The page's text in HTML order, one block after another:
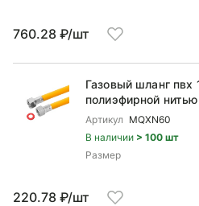
760.28 ₽/шт
Газовый шланг
полиэфирной
Артикул MQXN60
В наличии > 100 шт
Размер
220.78 ₽/шт